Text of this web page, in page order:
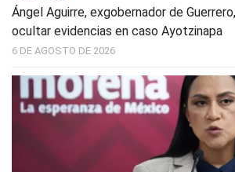
Ángel Aguirre, exgobernador de
ocultar evidencias en caso Ayotzinapa
6 DE AGOSTO DE 2026